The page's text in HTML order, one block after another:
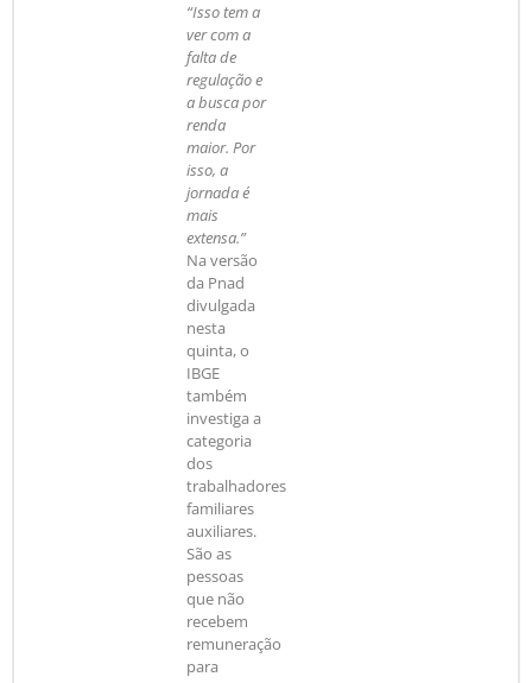
“Isso tem a
ver com a
falta de
regulação e
a busca por
renda
maior. Por
isso, a
jornada é
mais
extensa.”
Na versão
da Pnad
divulgada
nesta
quinta, o
IBGE
também
investiga a
categoria
dos
trabalhadores
familiares
auxiliares.
São as
pessoas
que não
recebem
remuneração
para